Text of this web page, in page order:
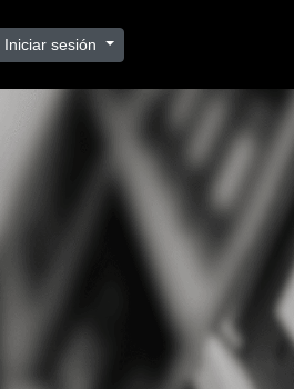
Iniciar sesión